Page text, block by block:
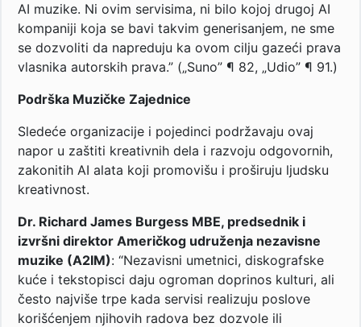
AI muzike. Ni ovim servisima, ni bilo kojoj drugoj AI
kompaniji koja se bavi takvim generisanjem, ne sme
se dozvoliti da napreduju ka ovom cilju gazeći prava
vlasnika autorskih prava.” („Suno” ¶ 82, „Udio” ¶ 91.)
Podrška Muzičke Zajednice
Sledeće organizacije i pojedinci podržavaju ovaj
napor u zaštiti kreativnih dela i razvoju odgovornih,
zakonitih AI alata koji promovišu i proširuju ljudsku
kreativnost.
Dr. Richard James Burgess MBE, predsednik i
izvršni direktor Američkog udruženja nezavisne
muzike (A2IM): “Nezavisni umetnici, diskografske
kuće i tekstopisci daju ogroman doprinos kulturi, ali
često najviše trpe kada servisi realizuju poslove
korišćenjem njihovih radova bez dozvole ili